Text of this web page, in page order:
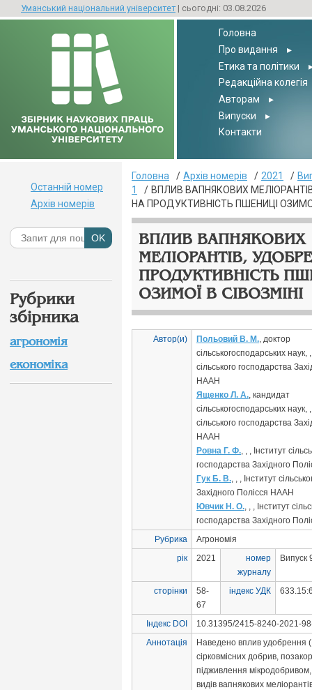
Уманський національний університет| сьогодні: 03.08.2026
Головна
Про видання
▸
Етика та політики
Редакційна колегія
Авторам
▸
Випуски
▸
Контакти
Головна Архів номерів 2021
1
ВПЛИВ ВАПНЯКОВИХ
НА ПРОДУКТИВНІСТЬ ПШЕНИЦІ
ВПЛИВ ВАПНЯКОВИХ
МЕЛІОРАНТІВ,
ПРОДУКТИВНІСТЬ
ОЗИМОЇ В СІВОЗМІНІ
Автор(и) Польовий В. М., доктор
сільськогосподарських наук,
сільського господарства
НААН
Ященко Л. А., кандидат
сільськогосподарських наук,
сільського господарства
НААН
Ровна Г. Ф., , , Інститут
господарства Західного
Гук Б. В., , , Інститут
Західного Полісся НААН
Ювчик Н. О., , , Інститут
господарства Західного
Рубрика
Агрономія
рік
2021
номер
журналу
Випуск
сторінки
58-
67
індекс УДК
Індекс DOI
10.31395/2415-8240-2021-
Аннотація
Наведено вплив удобрення
сірковмісних добрив,
підживлення мікродобривом,
видів вапнякових
Останній номер
Архів номерів
Рубрики
збірника
агрономія
економіка